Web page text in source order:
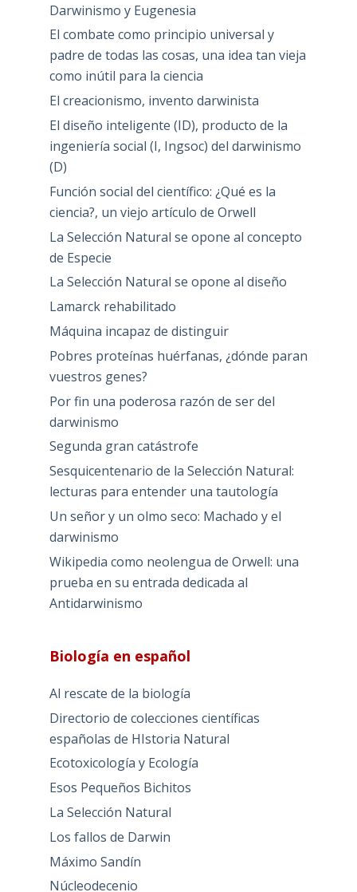
Darwinismo y Eugenesia
El combate como principio universal y
padre de todas las cosas, una idea tan vieja
como inútil para la ciencia
El creacionismo, invento darwinista
El diseño inteligente (ID), producto de la
ingeniería social (I, Ingsoc) del darwinismo
(D)
Función social del científico: ¿Qué es la
ciencia?, un viejo artículo de Orwell
La Selección Natural se opone al concepto
de Especie
La Selección Natural se opone al diseño
Lamarck rehabilitado
Máquina incapaz de distinguir
Pobres proteínas huérfanas, ¿dónde paran
vuestros genes?
Por fin una poderosa razón de ser del
darwinismo
Segunda gran catástrofe
Sesquicentenario de la Selección Natural:
lecturas para entender una tautología
Un señor y un olmo seco: Machado y el
darwinismo
Wikipedia como neolengua de Orwell: una
prueba en su entrada dedicada al
Antidarwinismo
Biología en español
Al rescate de la biología
Directorio de colecciones científicas
españolas de HIstoria Natural
Ecotoxicología y Ecología
Esos Pequeños Bichitos
La Selección Natural
Los fallos de Darwin
Máximo Sandín
Núcleodecenio